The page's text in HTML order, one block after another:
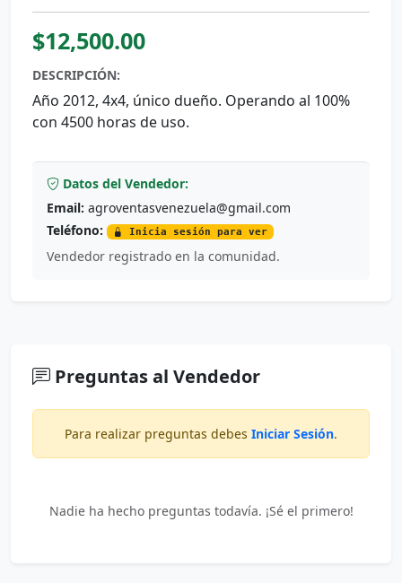
$12,500.00
DESCRIPCIÓN:
Año 2012, 4x4, único dueño. Operando al 100%
con 4500 horas de uso.
Datos del Vendedor:
Email: agroventasvenezuela@gmail.com
Teléfono:
Inicia sesión para ver
Vendedor registrado en la comunidad.
Preguntas al Vendedor
Para realizar preguntas debes Iniciar Sesión.
Nadie ha hecho preguntas todavía. ¡Sé el primero!